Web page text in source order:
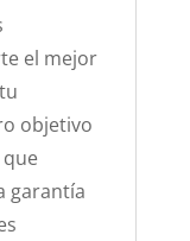
el mejor
objetivo
garantía